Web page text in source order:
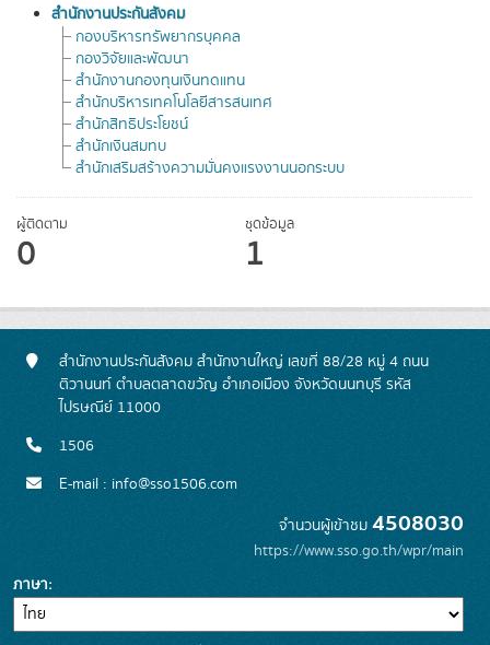
สำนักงานประกันสังคม
กองบริหารทรัพยากรบุคคล
กองวิจัยและพัฒนา
สำนักงานกองทุนเงินทดแทน
สำนักบริหารเทคโนโลยีสารสนเทศ
สำนักสิทธิประโยชน์
สำนักเงินสมทบ
สำนักเสริมสร้างความมั่นคงแรงงานนอกระบบ
ผู้ติดตาม
0
ชุดข้อมูล
1
สำนักงานประกันสังคม สำนักงานใหญ่ เลขที่ 88/28 หมู่ 4 ถนน
ติวานนท์ ตำบลตลาดขวัญ อำเภอเมือง จังหวัดนนทบุรี รหัส
ไปรษณีย์ 11000
1506
E-mail : info@sso1506.com
จำนวนผู้เข้าชม 4508030
https://www.sso.go.th/wpr/main
ภาษา